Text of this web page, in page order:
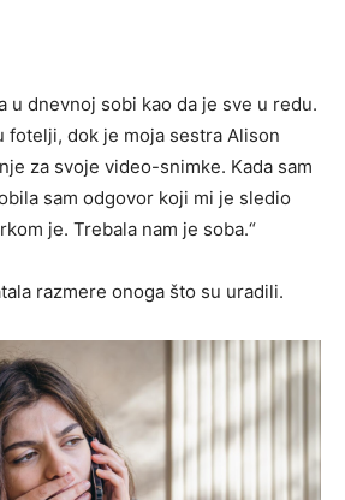
u dnevnoj sobi kao da je sve u redu.
fotelji, dok je moja sestra Alison
za svoje video-snimke. Kada sam
sam odgovor koji mi je sledio
je. Trebala nam je soba.“
razmere onoga što su uradili.